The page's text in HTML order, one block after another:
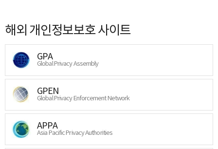
해외 개인정보보호 사이트
GPA
Global Privacy Assembly
GPEN
Global Privacy Enforcement Network
APPA
Asia Pacific Privacy Authorities